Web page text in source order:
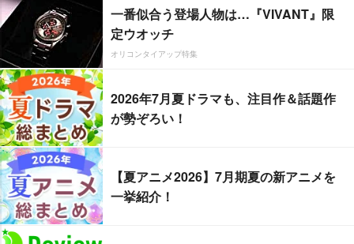
一番似合う登場人物は…『VIVANT』限
定ウオッチ
オリコンタイアップ特集
2026年7月夏ドラマも、注目作＆話題作
が勢ぞろい！
【夏アニメ2026】7月期夏の新アニメを
一挙紹介！